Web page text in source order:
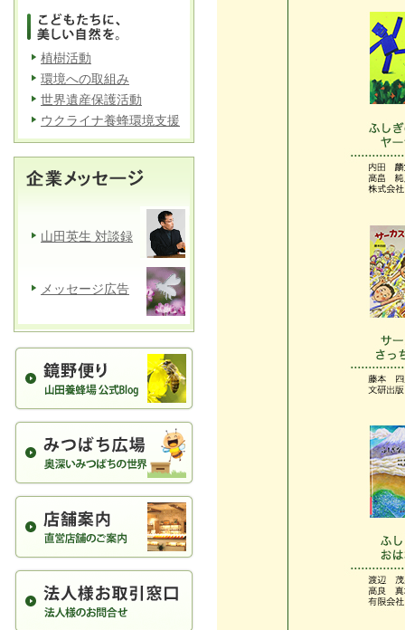
植樹活動
環境への取組み
世界遺産保護活動
ウクライナ養蜂環境支援
山田英生 対談録
メッセージ広告